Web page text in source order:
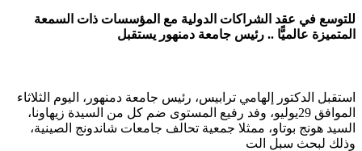
للتوسع في عقد الشراكات الدولية مع المؤسسات ذات السمعة
المتميزة عالميًّا .. رئيس جامعة دمنهور يستقبل
استقبل الدكتور إلهامي ترابيس، رئيس جامعة دمنهور، اليوم الثلاثاء
الموافق 29يوليو، وفد رفيع المستوى ضم كل من السيدة زيهاونا،
السيد هونج بوتاو، ممثلا جمعية تحالف جامعات شاندونج الصينية،
وذلك لبحث سبل الت